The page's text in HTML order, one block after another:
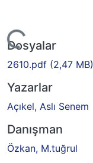
Dosyalar
2610.pdf (2,47 MB)
Yazarlar
Açıkel, Aslı Senem
Danışman
Özkan, M.tuğrul